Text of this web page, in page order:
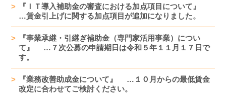
『ＩＴ導入補助金の審査における加点項目について』
…賃金引上げに関する加点項目が追加になりました。
『事業承継・引継ぎ補助金（専門家活用事業）につい
て』 …７次公募の申請期日は令和５年１１月１７日で
す。
『業務改善助成金について』 …１０月からの最低賃金
改定に合わせてご検討ください。